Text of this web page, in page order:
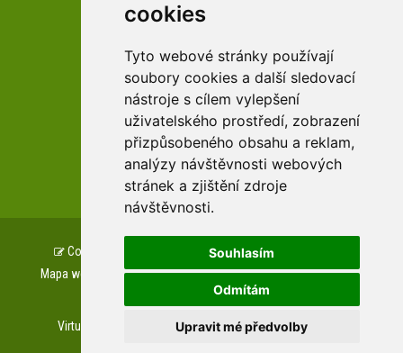
cookies
Tyto webové stránky používají
soubory cookies a další sledovací
nástroje s cílem vylepšení
uživatelského prostředí, zobrazení
přizpůsobeného obsahu a reklam,
analýzy návštěvnosti webových
stránek a zjištění zdroje
návštěvnosti.
Souhlasím
Odmítám
Upravit mé předvolby
Youtube profily domova a arboreta
zařízení Pardubického kraje
Copyright © www.csszampach.cz, created by
Mapa webu
Prohlášení o přístupnosti GDPR
Cookies
Napište nám
Virtuální prohlídky Letecké prohlídky
Web kamera